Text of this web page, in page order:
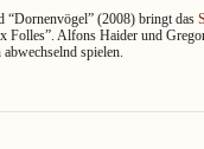
“Dornenvögel” (2008) bringt das
Folles”. Alfons Haider und
spielen.